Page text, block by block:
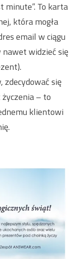
minute”. To karta
która mogła
email w ciągu
widzieć się
się
– to
klientowi